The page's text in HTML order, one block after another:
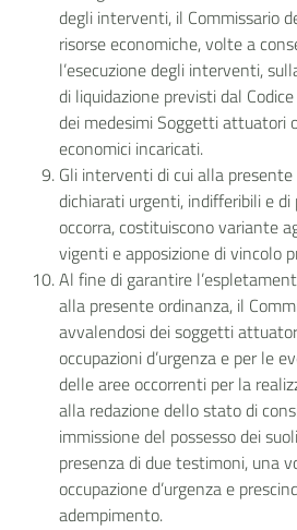
degli interventi, il Commissario
risorse economiche, volte a
l’esecuzione degli interventi,
di liquidazione previsti dal
dei medesimi Soggetti attuatori
economici incaricati.
Gli interventi di cui alla
dichiarati urgenti, indifferibili e
occorra, costituiscono variante
vigenti e apposizione di vincolo
Al fine di garantire
alla presente ordinanza, il
avvalendosi dei soggetti
occupazioni d’urgenza e per le
delle aree occorrenti per la
alla redazione dello stato di
immissione del possesso dei
presenza di due testimoni, una
occupazione d’urgenza e
adempimento.